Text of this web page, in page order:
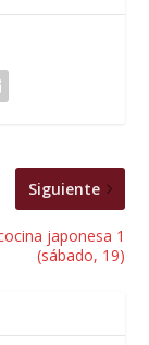
Siguiente
japonesa 1
(sábado, 19)